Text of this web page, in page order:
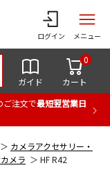
ログイン メニュー
ガイド カート
0
ご注文で最短翌営業日
カメラアクセサリー・
メラ HF R42